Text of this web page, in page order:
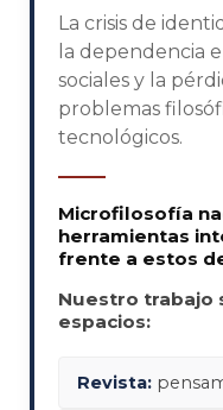
La crisis de
la dependencia
sociales y la
problemas
tecnológicos.
Microfilosofía
herramientas
frente a estos
Nuestro trabajo
espacios:
Revista: